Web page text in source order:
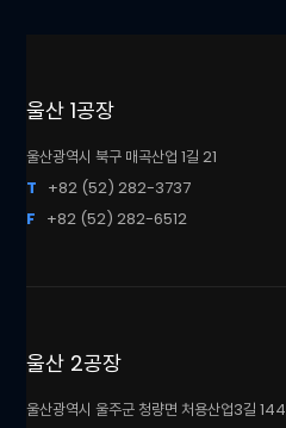
울산 1공장
울산광역시 북구 매곡산업 1길 21
T +82 (52) 282-3737
F +82 (52) 282-6512
울산 2공장
울산광역시 울주군 청량면 처용산업3길 144